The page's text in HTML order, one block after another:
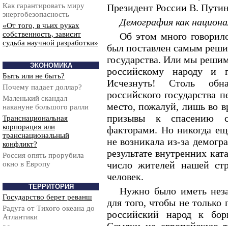
Как гарантировать миру
энергобезопасность
«От того, в чьих руках
собственность, зависит
судьба научной разработки»
ЭКОНОМИКА
Быть или не быть?
Почему падает доллар?
Маленький скандал
накануне большого ралли
Транснациональная
корпорация или
транснациональный
конфликт?
Россия опять прорубила
окно в Европу
ТЕРРИТОРИЯ
Государство берет реванш
Радуга от Тихого океана до
Атлантики
Президент России В.
Демография как
Об этом много
был поставлен самым
государства. Или мы
российскому народу и
Исчезнуть! Столь
российского государства
место, пожалуй, лишь во
призывы к спасению
факторами. Но никогда
не возникала из-за
результате внутренних
число жителей нашей
человек.
Нужно было иметь
для того, чтобы не только
российский народ к